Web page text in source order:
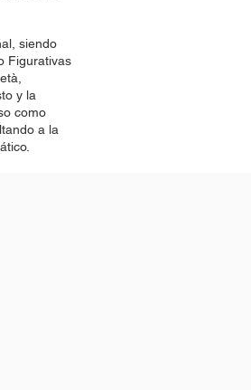
siendo
Figurativas
y la
como
a la